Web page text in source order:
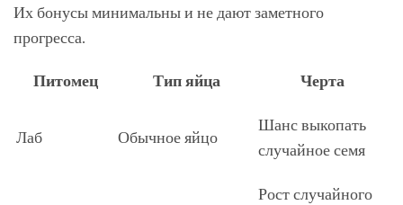
Их бонусы минимальны и не дают заметного
прогресса.
Питомец Тип яйца Черта
Лаб Обычное яйцо
Шанс выкопать
случайное семя
Рост случайного